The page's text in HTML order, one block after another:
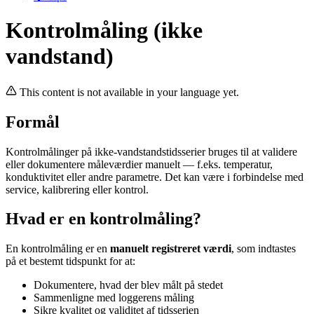
Kontrolmåling (ikke
vandstand)
This content is not available in your language yet.
Formål
Kontrolmålinger på ikke-vandstandstidsserier bruges til at validere
eller dokumentere måleværdier manuelt — f.eks. temperatur,
konduktivitet eller andre parametre. Det kan være i forbindelse med
service, kalibrering eller kontrol.
Hvad er en kontrolmåling?
En kontrolmåling er en manuelt registreret værdi, som indtastes
på et bestemt tidspunkt for at:
Dokumentere, hvad der blev målt på stedet
Sammenligne med loggerens måling
Sikre kvalitet og validitet af tidsserien